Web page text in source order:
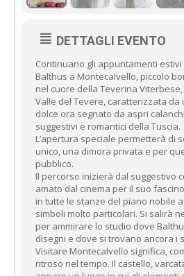
DETTAGLI EVENTO
Continuano gli appuntamenti
Balthus a Montecalvello, piccolo
nel cuore della Teverina
Valle del Tevere, caratterizzata da
dolce ora segnato da aspri
suggestivi e romantici della Tuscia.
L’apertura speciale permetterà di
unico, una dimora privata e per
pubblico.
Il percorso inizierà dal suggestivo
amato dal cinema per il suo
in tutte le stanze del piano nobile
simboli molto particolari. Si salirà
per ammirare lo studio dove
disegni e dove si trovano ancora i
Visitare Montecalvello significa,
ritroso nel tempo. Il castello,